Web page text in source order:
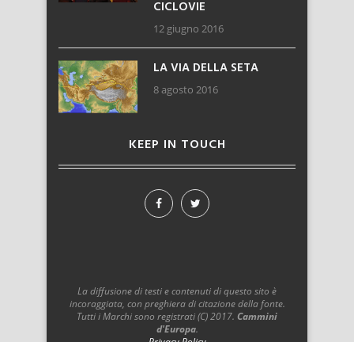
CICLOVIE
12 giugno 2016
LA VIA DELLA SETA
8 agosto 2016
KEEP IN TOUCH
La diffusione di testi e contenuti di questo sito è
incoraggiata, con preghiera di citazione della fonte.
Tutti i Marchi sono registrati (C) 2017. Cammini
d'Europa.